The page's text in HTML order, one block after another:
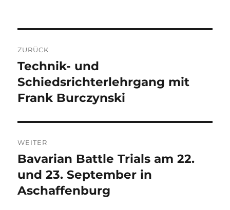
ZURÜCK
Vorheriger
Beitrag:
Technik- und
Schiedsrichterlehrgang mit
Frank Burczynski
WEITER
Nächster
Beitrag:
Bavarian Battle Trials am 22.
und 23. September in
Aschaffenburg